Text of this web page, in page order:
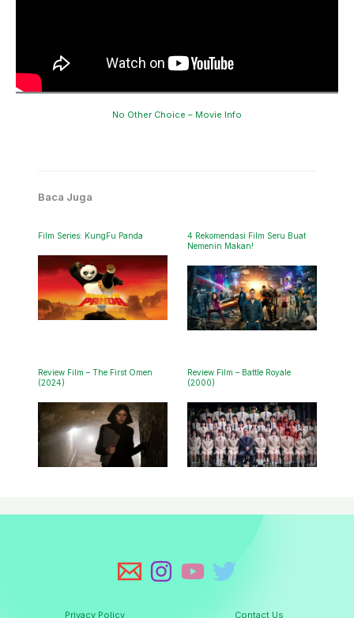
No Other Choice – Movie Info
Baca Juga
Film Series: KungFu Panda
4 Rekomendasi Film Seru Buat
Nemenin Makan!
Review Film – The First Omen
(2024)
Review Film – Battle Royale
(2000)
Privacy Policy Contact Us